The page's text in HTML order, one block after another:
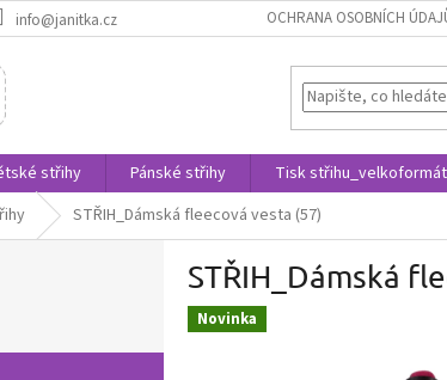
info@janitka.cz OCHRANA OSOBNÍCH
střihy Pánské střihy Tisk
STŘIH_Dámská fleecová vesta (57)
STŘIH_Dámská
Novinka